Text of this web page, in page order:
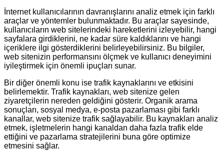
İnternet kullanıcılarının davranışlarını analiz etmek için farklı
araçlar ve yöntemler bulunmaktadır. Bu araçlar sayesinde,
kullanıcıların web sitelerindeki hareketlerini izleyebilir, hangi
sayfalara girdiklerini, ne kadar süre kaldıklarını ve hangi
içeriklere ilgi gösterdiklerini belirleyebilirsiniz. Bu bilgiler,
web sitenizin performansını ölçmek ve kullanıcı deneyimini
iyileştirmek için önemli ipuçları sunar.
Bir diğer önemli konu ise trafik kaynaklarını ve etkisini
belirlemektir. Trafik kaynakları, web sitenize gelen
ziyaretçilerin nereden geldiğini gösterir. Organik arama
sonuçları, sosyal medya, e-posta pazarlaması gibi farklı
kanallar, web sitenize trafik sağlayabilir. Bu kaynakları analiz
etmek, işletmelerin hangi kanaldan daha fazla trafik elde
ettiğini ve pazarlama stratejilerini buna göre optimize
etmesini sağlar.